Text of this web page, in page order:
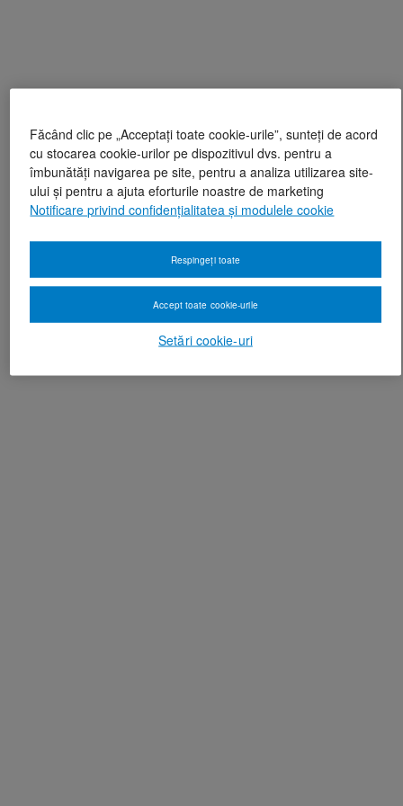
Făcând clic pe „Acceptați toate cookie-urile”, sunteți de acord
cu stocarea cookie-urilor pe dispozitivul dvs. pentru a
îmbunătăți navigarea pe site, pentru a analiza utilizarea site-
ului și pentru a ajuta eforturile noastre de marketing
Notificare privind confidențialitatea și modulele cookie
Setări cookie-uri
Respingeți toate
Accept toate cookie-urile